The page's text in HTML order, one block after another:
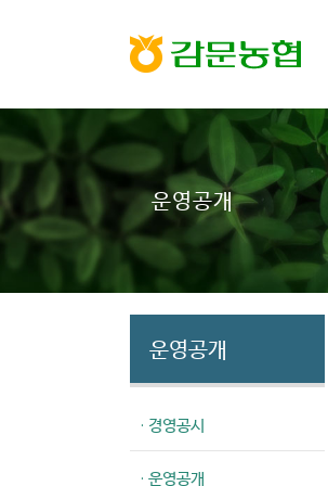
운영공개
운영공개
· 경영공시
· 운영공개